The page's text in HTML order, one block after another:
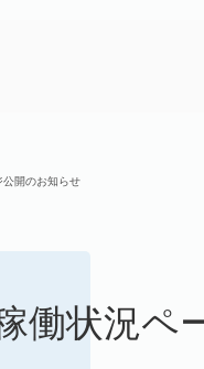
公開のお知らせ
働状況ペ